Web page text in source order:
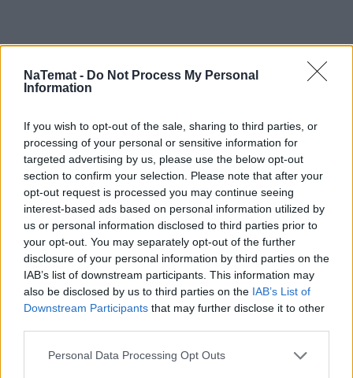
NaTemat - Do Not Process My Personal
Information
If you wish to opt-out of the sale, sharing to third parties, or
processing of your personal or sensitive information for
targeted advertising by us, please use the below opt-out
section to confirm your selection. Please note that after your
opt-out request is processed you may continue seeing
interest-based ads based on personal information utilized by
us or personal information disclosed to third parties prior to
your opt-out. You may separately opt-out of the further
disclosure of your personal information by third parties on the
IAB’s list of downstream participants. This information may
also be disclosed by us to third parties on the IAB’s List of
Downstream Participants that may further disclose it to other
Personal Data Processing Opt Outs